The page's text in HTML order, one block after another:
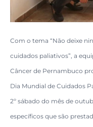
Com o tema “Não deixe
cuidados paliativos”, a
Câncer de Pernambuco
Dia Mundial de Cuidados
2º sábado do mês de
específicos que são